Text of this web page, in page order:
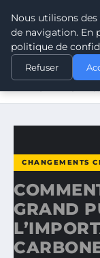
CLIMATE
ACCUEIL
COMMENT
CHANGEMENTS
GRAND
Nous utilisons
de navigation. En
politique de
Refuser